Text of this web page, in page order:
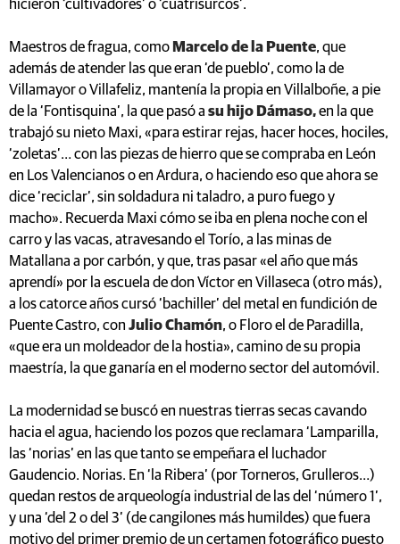
hicieron ‘cultivadores’ o ‘cuatrisurcos’.
Maestros de fragua, como Marcelo de la Puente, que
además de atender las que eran ‘de pueblo’, como la de
Villamayor o Villafeliz, mantenía la propia en Villalboñe, a pie
de la ‘Fontisquina’, la que pasó a su hijo Dámaso,en la que
trabajó su nieto Maxi, «para estirar rejas, hacer hoces, hociles,
‘zoletas’… con las piezas de hierro que se compraba en León
en Los Valencianos o en Ardura, o haciendo eso que ahora se
dice ‘reciclar’, sin soldadura ni taladro, a puro fuego y
macho». Recuerda Maxi cómo se iba en plena noche con el
carro y las vacas, atravesando el Torío, a las minas de
Matallana a por carbón, y que, tras pasar «el año que más
aprendí» por la escuela de don Víctor en Villaseca (otro más),
a los catorce años cursó ‘bachiller’ del metal en fundición de
Puente Castro, con Julio Chamón, o Floro el de Paradilla,
«que era un moldeador de la hostia», camino de su propia
maestría, la que ganaría en el moderno sector del automóvil.
La modernidad se buscó en nuestras tierras secas cavando
hacia el agua, haciendo los pozos que reclamara ‘Lamparilla,
las ‘norias’ en las que tanto se empeñara el luchador
Gaudencio. Norias. En ‘la Ribera’ (por Torneros, Grulleros…)
quedan restos de arqueología industrial de las del ‘número 1’,
y una ‘del 2 o del 3’ (de cangilones más humildes) que fuera
motivo del primer premio de un certamen fotográfico puesto